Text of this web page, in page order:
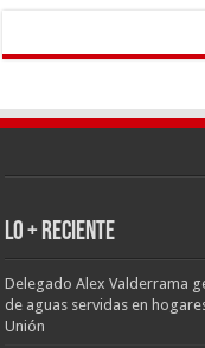
LO + RECIENTE
Delegado Alex Valderrama
de aguas servidas en
Unión